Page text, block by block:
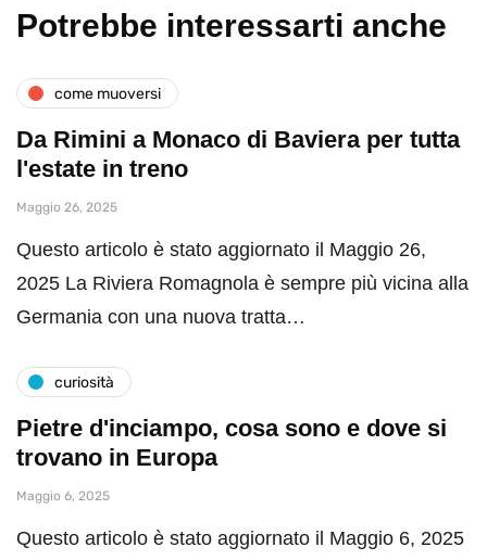
Potrebbe interessarti anche
come muoversi
Da Rimini a Monaco di Baviera per tutta
l'estate in treno
Maggio 26, 2025
Questo articolo è stato aggiornato il Maggio 26,
2025 La Riviera Romagnola è sempre più vicina alla
Germania con una nuova tratta…
curiosità
Pietre d'inciampo, cosa sono e dove si
trovano in Europa
Maggio 6, 2025
Questo articolo è stato aggiornato il Maggio 6, 2025